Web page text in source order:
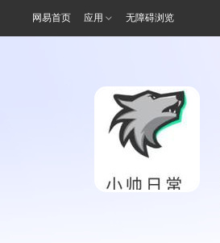
网易首页 应用 无障碍浏览